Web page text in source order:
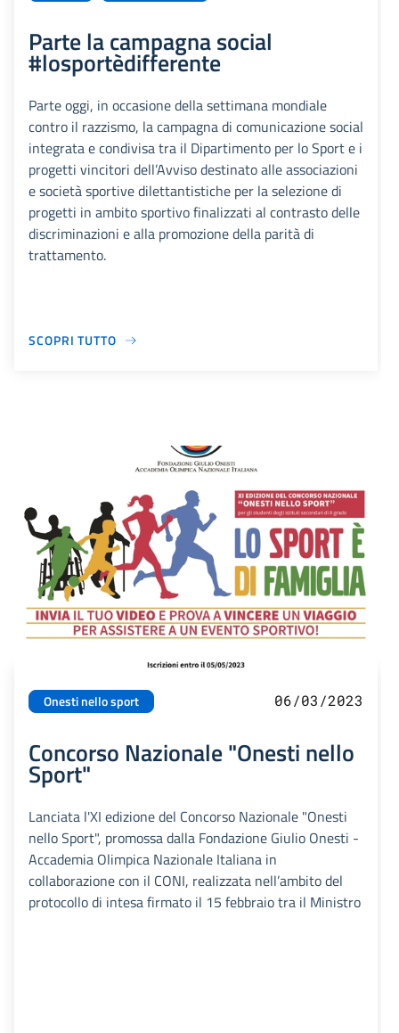
Parte la campagna social
#losportèdifferente
Parte oggi, in occasione della settimana mondiale
contro il razzismo, la campagna di comunicazione social
integrata e condivisa tra il Dipartimento per lo Sport e i
progetti vincitori dell’Avviso destinato alle associazioni
e società sportive dilettantistiche per la selezione di
progetti in ambito sportivo finalizzati al contrasto delle
discriminazioni e alla promozione della parità di
trattamento.
SCOPRI TUTTO
Onesti nello sport 06/03/2023
Concorso Nazionale "Onesti nello
Sport"
Lanciata l'XI edizione del Concorso Nazionale "Onesti
nello Sport", promossa dalla Fondazione Giulio Onesti -
Accademia Olimpica Nazionale Italiana in
collaborazione con il CONI, realizzata nell’ambito del
protocollo di intesa firmato il 15 febbraio tra il Ministro